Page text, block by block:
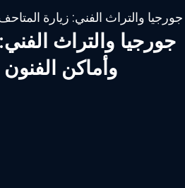
جورجيا والتراث
وأماكن الفنون